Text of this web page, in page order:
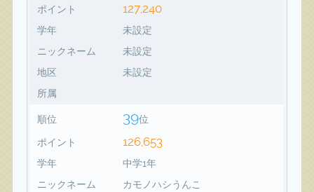
ポイント 127,240
学年
未設定
ニックネーム
未設定
地区
未設定
所属
順位 39位
ポイント 126,653
学年
中学1年
ニックネーム
カモノハシうんこ